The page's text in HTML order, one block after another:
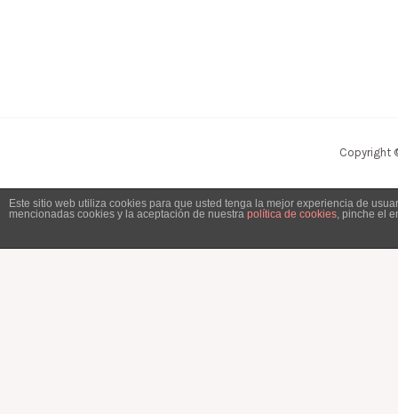
Copyright
Este sitio web utiliza cookies para que usted tenga la mejor experiencia de
mencionadas cookies y la aceptación de nuestra política de cookies , pinche el